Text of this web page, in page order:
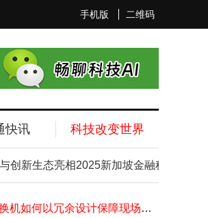
手机版 二维码
快讯 科技改变世界
生态亮相2025新加坡金融科技节
华为在阿根廷完成5G-A双场景验证 下行峰值速率创新高助力无线发展
安科瑞ASCB3-80m智能微断：全参量监测+远程操控，筑牢低压配电安全防线